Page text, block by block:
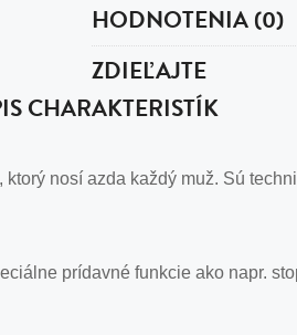
HODNOTENIA (0)
ZDIEĽAJTE
CHARAKTERISTÍK
nosí azda každý muž. Sú
prídavné funkcie ako napr.